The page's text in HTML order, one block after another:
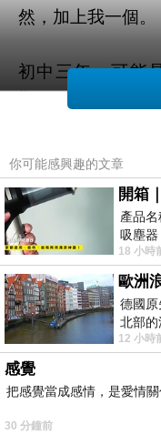
然 ，加上我一個。
初中三年，可能
期。但當時每次走
性摸摸便當布巾底
爾會放一塊錢在那
我算是懂事的，
便當，一家一個
；所以我認真存
為難。我愛看書
清楚，但是他真
一陣子他反對我買
是因為我功課不好
你可能感興趣的文章
產品
吸塵
線手持
18 小時
歐洲
德國
北部
堡市吃
12 小時
感覺
把感覺當成感情，是愛情關
30 分鐘前